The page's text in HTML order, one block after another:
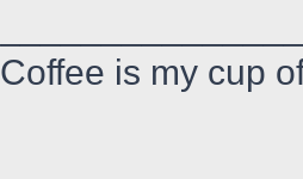
Coffee is my cup